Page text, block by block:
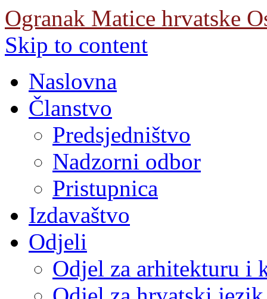
Ogranak Matice hrvatske
Skip to content
Naslovna
Članstvo
Predsjedništvo
Nadzorni odbor
Pristupnica
Izdavaštvo
Odjeli
Odjel za arhitekturu i